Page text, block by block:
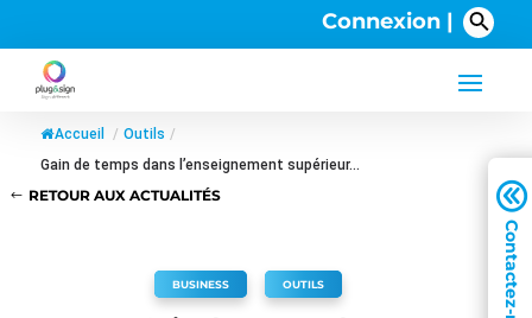
Connexion |
Accueil / Outils /
Gain de temps dans l’enseignement supérieur...
RETOUR AUX ACTUALITÉS
BUSINESS OUTILS
A